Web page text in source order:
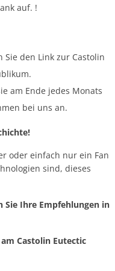
auf. !
Sie den Link zur Castolin
am Ende jedes Monats
bei uns an.
oder einfach nur ein Fan
sind, dieses
Sie Ihre Empfehlungen in
Castolin Eutectic